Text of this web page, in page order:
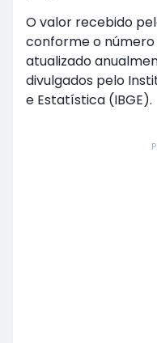
O valor recebido
conforme o
atualizado
divulgados pelo
e Estatística (IBGE).